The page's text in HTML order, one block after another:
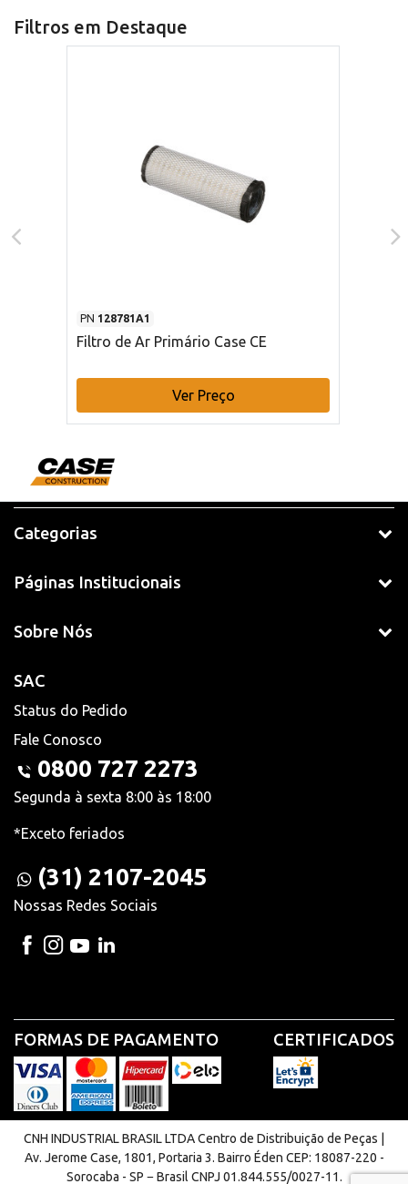
Filtros em Destaque
PN 128781A1
Filtro de Ar Primário Case CE
Ver Preço
Categorias
Páginas Institucionais
Sobre Nós
SAC
Status do Pedido
Fale Conosco
0800 727 2273
Segunda à sexta 8:00 às 18:00
*Exceto feriados
(31) 2107-2045
Nossas Redes Sociais
FORMAS DE PAGAMENTO CERTIFICADOS
CNH INDUSTRIAL BRASIL LTDA Centro de Distribuição de Peças |
Av. Jerome Case, 1801, Portaria 3. Bairro Éden CEP: 18087-220 -
Sorocaba - SP − Brasil CNPJ 01.844.555/0027-11.